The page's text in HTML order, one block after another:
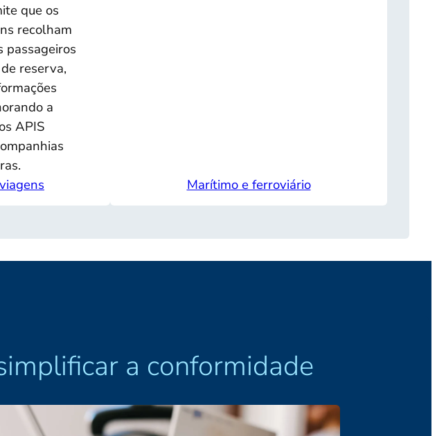
que os
recolham
passageiros
reserva,
a
APIS
Marítimo e ferroviário
a conformidade